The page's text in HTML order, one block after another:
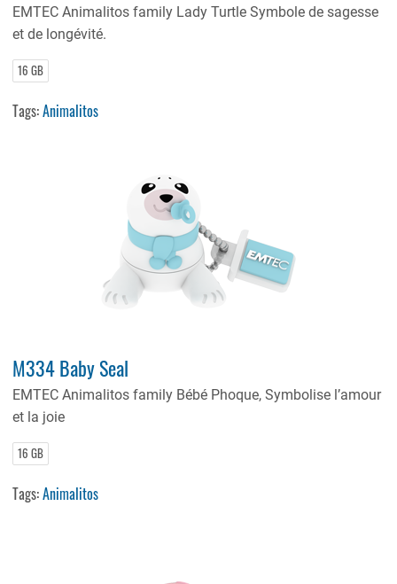
EMTEC Animalitos family Lady Turtle Symbole de sagesse
et de longévité.
16 GB
Tags:Animalitos
M334 Baby Seal
EMTEC Animalitos family Bébé Phoque, Symbolise l’amour
et la joie
16 GB
Tags:Animalitos